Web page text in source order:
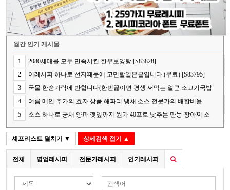
월간 인기 게시물
1
2080세대를 모두 만족시킨 한우보양탕 [S83828]
2
이레시피 하나로 선지때문에 고민할일은끝입니다.(무료) [S83795]
3
국물 한숟가락에 반합니다(한번끓이면 평생 써먹는 얼큰 소고기국밥
의 핵심 비법) [S83848]
4
여름 메인 추가의 효자 상품 해파리 냉채 소스 전문가의 배합비율
[S83787]
5
소스 하나로 궁채 양파 깻잎까지 원가 40프로 낮추는 만능 장아찌 소
스[S83841]
셰프리스트 펼치기 ▼ 상세검색 접기 ▲
전체 영업레시피 전문가레시피 인기레시피